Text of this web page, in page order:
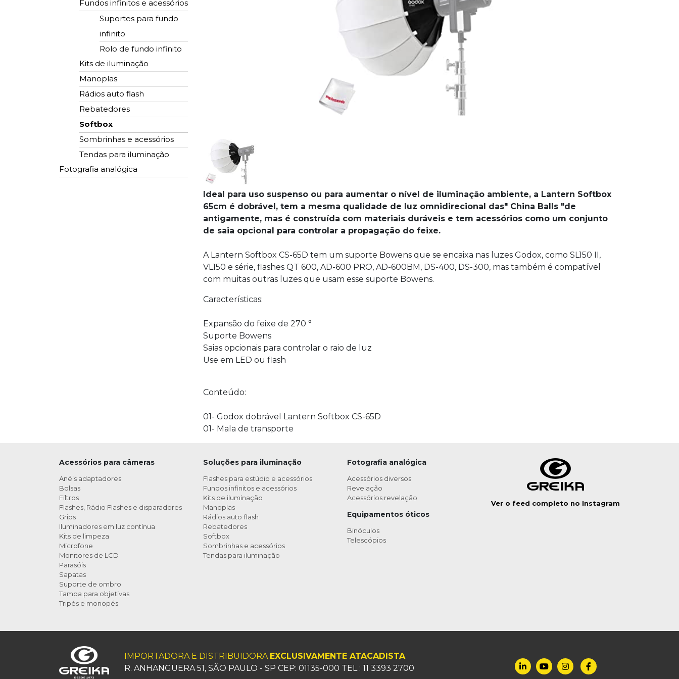
Fundos infinitos e acessórios
Suportes para fundo
infinito
Rolo de fundo infinito
Kits de iluminação
Manoplas
Rádios auto flash
Rebatedores
Softbox
Sombrinhas e acessórios
Tendas para iluminação
Fotografia analógica
Ideal para uso suspenso ou para aumentar o nível de iluminação ambiente, a Lantern Softbox
65cm é dobrável, tem a mesma qualidade de luz omnidirecional das" China Balls "de
antigamente, mas é construída com materiais duráveis ​​e tem acessórios como um conjunto
de saia opcional para controlar a propagação do feixe.
A Lantern Softbox CS-65D tem um suporte Bowens que se encaixa nas luzes Godox, como SL150 II,
VL150 e série, flashes QT 600, AD-600 PRO, AD-600BM, DS-400, DS-300, mas também é compatível
com muitas outras luzes que usam esse suporte Bowens.
Características:
Expansão do feixe de 270 °
Suporte Bowens
Saias opcionais para controlar o raio de luz
Use em LED ou flash
Conteúdo:
01- Godox dobrável Lantern Softbox CS-65D
01- Mala de transporte
Acessórios para câmeras
Anéis adaptadores
Bolsas
Filtros
Flashes, Rádio Flashes e disparadores
Grips
Iluminadores em luz contínua
Kits de limpeza
Microfone
Monitores de LCD
Parasóis
Sapatas
Suporte de ombro
Tampa para objetivas
Tripés e monopés
Soluções para iluminação
Flashes para estúdio e acessórios
Fundos infinitos e acessórios
Kits de iluminação
Manoplas
Rádios auto flash
Rebatedores
Softbox
Sombrinhas e acessórios
Tendas para iluminação
Fotografia analógica
Acessórios diversos
Revelação
Acessórios revelação
Equipamentos óticos
Binóculos
Telescópios
Ver o feed completo no Instagram
IMPORTADORA E DISTRIBUIDORA EXCLUSIVAMENTE ATACADISTA
R. ANHANGUERA 51, SÃO PAULO - SP CEP: 01135-000 TEL : 11 3393 2700